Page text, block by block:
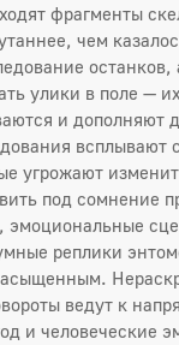
фрагменты
чем
останков,
улики в поле —
и дополняют
всплывают
угрожают
под сомнение
эмоциональные
реплики
ведут к
и человеческие